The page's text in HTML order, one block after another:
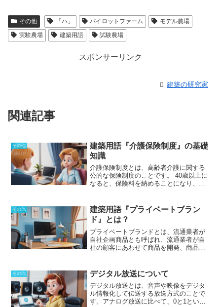
その他 「ハ」 パイロットファーム
モデル農場
実験農場
建築用語 試験農場
スポンサーリンク
建築の研究家
関連記事
その他
建築用語『介護保険制度』の基礎
知識
介護保険制度とは、高齢者介護に関する
公的な保険制度のことです。
40歳以上に
なると、保険料を納めることになり、将
ます。原則としては10％の負担でサービ
スを利用することが可能
です。介護保険
制度を利用できるようになるためには、
65歳以上の1号被保険者であることと日常
の介護が必要になること、もしくは40歳
以上で64歳未満の2号被保険者で、老化に
高齢化社会に伴い、核家族や孤独老人が
増えてきたことで、家族や自身の蓄えだ
けでは限界が生じてきたためと言えるで
しょう。
その他
建築用語『プライベートブラン
ド』とは？
プライベートブランド とは、流通業者が
自社企画商品とも呼ばれ、流通業者が自
社の顧客にあわせて商品を開発、商品化
して、製造業者が自社製品に付ける物は
ナショナルブランド 、 略称はNB
イベートブランドは、流通業者が自ら企
画した製品を外部の製造業者に依頼して
生産する。
その他 デジタル放送について
デジタル放送とは、音声や映像をデジタ
ル情報化して伝送する放送方式のことで
す。アナログ放送に比べて、0と1という